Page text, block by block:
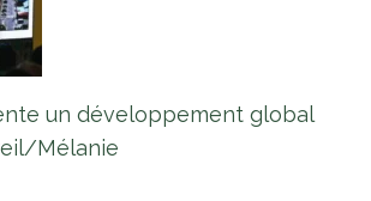
un développement global
Mélanie